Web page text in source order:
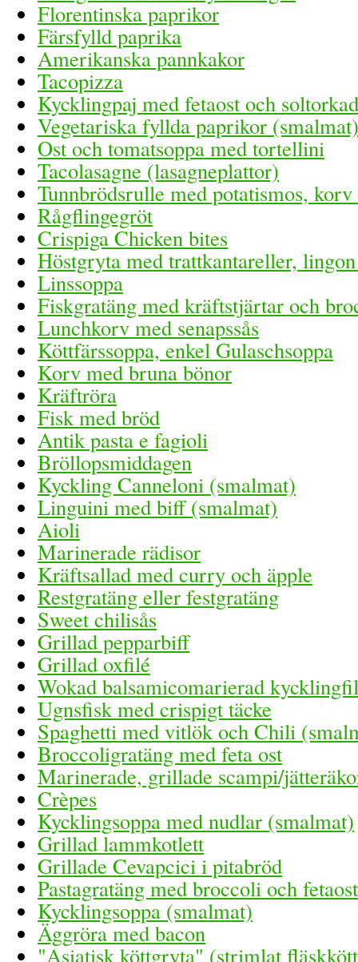
Florentinska paprikor
Färsfylld paprika
Amerikanska pannkakor
Tacopizza
Kycklingpaj med fetaost och
Vegetariska fyllda paprikor (smalmat)
Ost och tomatsoppa med tortellini
Tacolasagne (lasagneplattor)
Tunnbrödsrulle med potatismos,
Rågflingegröt
Crispiga Chicken bites
Höstgryta med trattkantareller,
Linssoppa
Fiskgratäng med kräftstjärtar och
Lunchkorv med senapssås
Köttfärssoppa, enkel Gulaschsoppa
Korv med bruna bönor
Kräftröra
Fisk med bröd
Antik pasta e fagioli
Bröllopsmiddagen
Kyckling Canneloni (smalmat)
Linguini med biff (smalmat)
Aioli
Marinerade rädisor
Kräftsallad med curry och äpple
Restgratäng eller festgratäng
Sweet chilisås
Grillad pepparbiff
Grillad oxfilé
Wokad balsamicomarierad
Ugnsfisk med crispigt täcke
Spaghetti med vitlök och Chili
Broccoligratäng med feta ost
Marinerade, grillade scampi/
Crèpes
Kycklingsoppa med nudlar (smalmat)
Grillad lammkotlett
Grillade Cevapcici i pitabröd
Pastagratäng med broccoli och fetaost
Kycklingsoppa (smalmat)
Äggröra med bacon
"Asiatisk köttgryta" (strimlat